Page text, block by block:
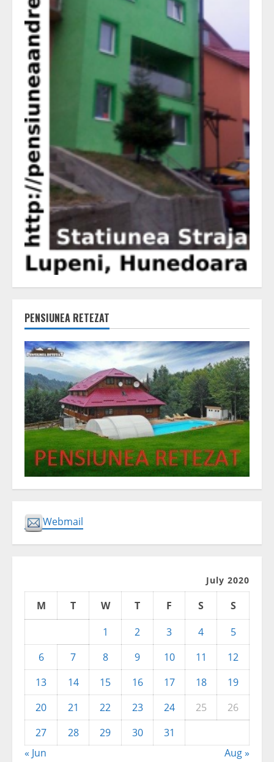
PENSIUNEA RETEZAT
Webmail
July 2020
M T W T F S
S
1
2 3 4
5
6
7 8 9 10 11
12
13
14 15 16 17 18
19
20
21 22 23 24 25
26
27
28 29 30
31
« Jun
Aug »